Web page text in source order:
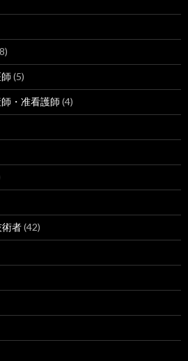
(5)
・准看護師 (4)
者(42)